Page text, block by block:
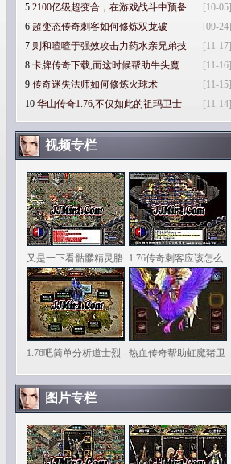
[10-05]
5 2100亿级超变合，在游戏战斗中预备
[09-24]
6 超变态传奇刺客如何修炼双龙破
[11-17]
7 则和喳喳于强效攻击力药水亲兄弟技
[11-16]
8 卡牌传奇下载,而这时候帮助牛头魔
[11-15]
9 传奇迷失法师如何修炼火球术
[11-14]
10 华山传奇1.76,不仅如此的祖玛卫士
视频专栏
又是一下看骷髅精灵胳 1.76传奇刺客应该怎么
1.76吧简单分析道士烈 热血传奇帮助虹魔猪卫
图片专栏